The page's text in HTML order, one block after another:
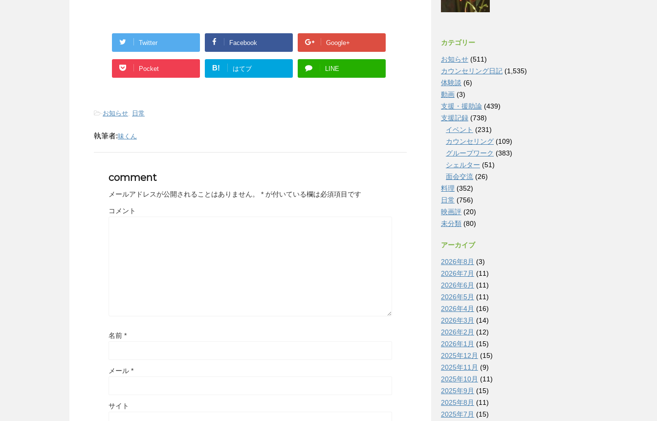
Twitter Facebook Google+
Pocket B! はてブ LINE
-お知らせ, 日常
執筆者:味くん
comment
メールアドレスが公開されることはありません。 * が付いている欄は必須項目です
コメント
名前 *
メール *
サイト
カテゴリー
お知らせ (511)
カウンセリング日記 (1,535)
体験談 (6)
動画 (3)
支援・援助論 (439)
支援記録 (738)
イベント (231)
カウンセリング (109)
グループワーク (383)
シェルター (51)
面会交流 (26)
料理 (352)
日常 (756)
映画評 (20)
未分類 (80)
アーカイブ
2026年8月 (3)
2026年7月 (11)
2026年6月 (11)
2026年5月 (11)
2026年4月 (16)
2026年3月 (14)
2026年2月 (12)
2026年1月 (15)
2025年12月 (15)
2025年11月 (9)
2025年10月 (11)
2025年9月 (15)
2025年8月 (11)
2025年7月 (15)